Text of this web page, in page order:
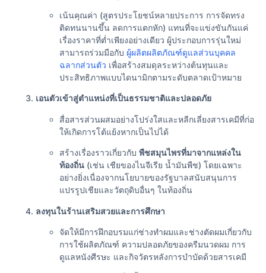
เน้นคุณค่า (สูตรประโยชน์หลายประการ การจัดทรง
ติดทนนานขึ้น ลดการแตกหัก) แทนที่จะแข่งขันกันแค่
เรื่องราคาที่ต่ำเพียงอย่างเดียว ผู้ประกอบการรุ่นใหม่
สามารถร่วมมือกับ ผู้ผลิตผลิตภัณฑ์ดูแลส่วนบุคคล
ฉลากส่วนตัว เพื่อสร้างสมดุลระหว่างต้นทุนและ
ประสิทธิภาพแบบไดนามิกตามระดับตลาดเป้าหมาย
เอนตัวเข้าสู่ตำแหน่งที่เป็นธรรมชาติและปลอดภัย
สื่อสารส่วนผสมอย่างโปร่งใสและหลีกเลี่ยงสารเคมีที่ก่อ
ให้เกิดการโต้แย้งหากเป็นไปได้
สร้างเรื่องราวเกี่ยวกับ พืชสมุนไพรที่มาจากแหล่งใน
ท้องถิ่น (เช่น เชียของไนจีเรีย น้ำมันพืช) โดยเฉพาะ
อย่างยิ่งเนื่องจากนโยบายของรัฐบาลสนับสนุนการ
แปรรูปเชียและวัตถุดิบอื่นๆ ในท้องถิ่น
ลงทุนในร้านเสริมสวยและการศึกษา
จัดให้มีการฝึกอบรมแก่ช่างทำผมและช่างตัดผมเกี่ยวกับ
การใช้ผลิตภัณฑ์ ความปลอดภัยของครีมนวดผม การ
ดูแลหนังศีรษะ และกิจวัตรหลังการบำบัดด้วยสารเคมี